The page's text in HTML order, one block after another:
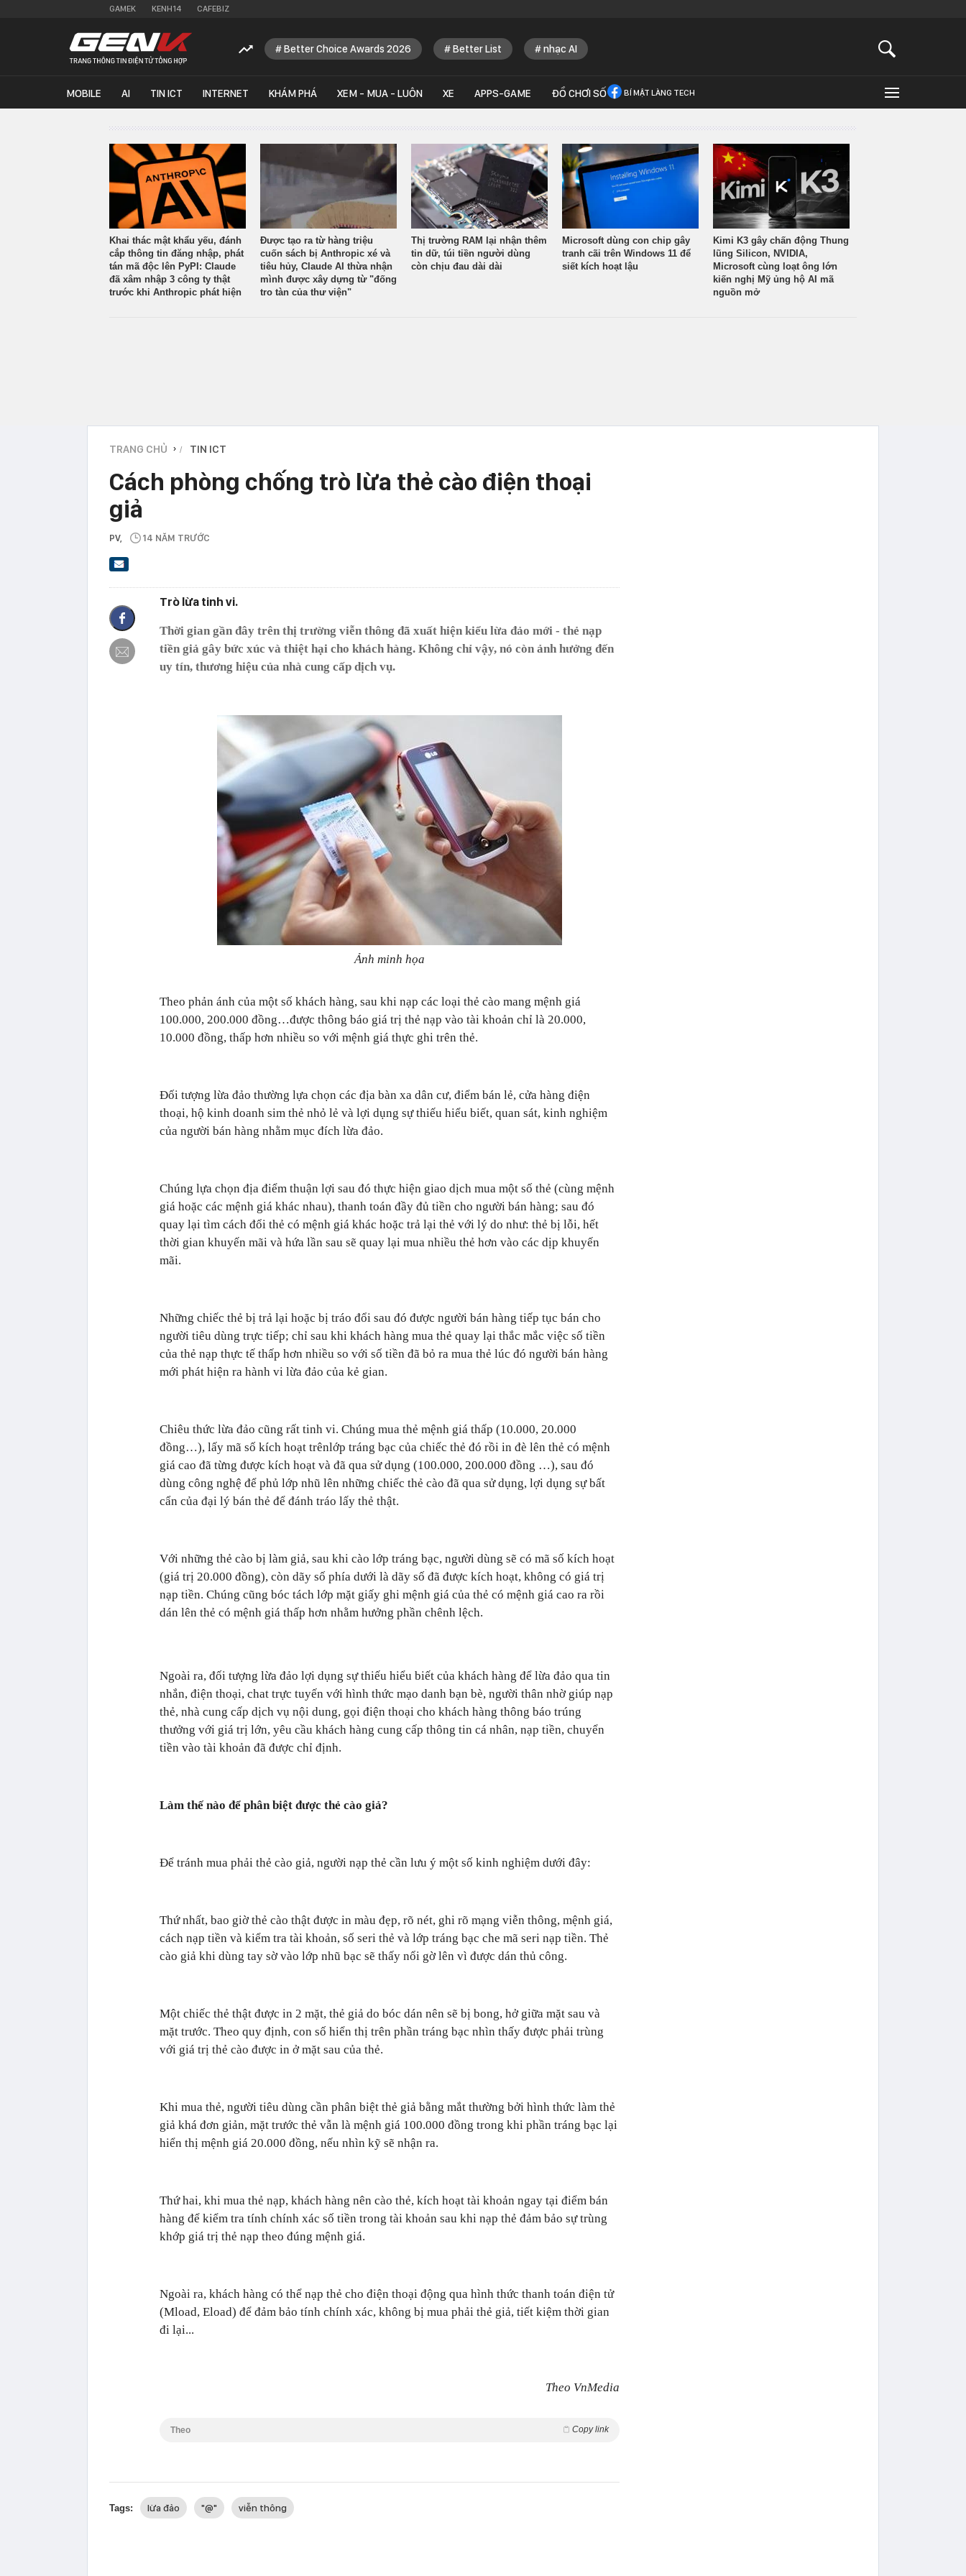
GAMEK KENH14 CAFEBIZ
Better Choice Awards 2026 Better List nhạc AI
MOBILE AI TIN ICT INTERNET KHÁM PHÁ XEM - MUA - LUÔN XE APPS-GAME ĐỒ CHƠI SỐ BÍ MẬT LÀNG TECH
Khai thác mật khẩu yếu, đánh
cắp thông tin đăng nhập, phát
tán mã độc lên PyPI: Claude
đã xâm nhập 3 công ty thật
trước khi Anthropic phát hiện
Được tạo ra từ hàng triệu
cuốn sách bị Anthropic xé và
tiêu hủy, Claude AI thừa nhận
mình được xây dựng từ "đống
tro tàn của thư viện"
Thị trường RAM lại nhận thêm
tin dữ, túi tiền người dùng
còn chịu đau dài dài
Microsoft dùng con chip gây
tranh cãi trên Windows 11 để
siết kích hoạt lậu
Kimi K3 gây chấn động Thung
lũng Silicon, NVIDIA,
Microsoft cùng loạt ông lớn
kiến nghị Mỹ ủng hộ AI mã
nguồn mở
TRANG CHỦ › TIN ICT
Cách phòng chống trò lừa thẻ cào điện thoại
giả
PV, 14 NĂM TRƯỚC
Trò lừa tinh vi.
Thời gian gần đây trên thị trường viễn thông đã xuất hiện kiểu lừa đảo mới - thẻ nạp
tiền giả gây bức xúc và thiệt hại cho khách hàng. Không chỉ vậy, nó còn ảnh hưởng đến
uy tín, thương hiệu của nhà cung cấp dịch vụ.
Ảnh minh họa
Theo phản ánh của một số khách hàng, sau khi nạp các loại thẻ cào mang mệnh giá
100.000, 200.000 đồng…được thông báo giá trị thẻ nạp vào tài khoản chỉ là 20.000,
10.000 đồng, thấp hơn nhiều so với mệnh giá thực ghi trên thẻ.
Đối tượng lừa đảo thường lựa chọn các địa bàn xa dân cư, điểm bán lẻ, cửa hàng điện
thoại, hộ kinh doanh sim thẻ nhỏ lẻ và lợi dụng sự thiếu hiểu biết, quan sát, kinh nghiệm
của người bán hàng nhằm mục đích lừa đảo.
Chúng lựa chọn địa điểm thuận lợi sau đó thực hiện giao dịch mua một số thẻ (cùng mệnh
giá hoặc các mệnh giá khác nhau), thanh toán đầy đủ tiền cho người bán hàng; sau đó
quay lại tìm cách đổi thẻ có mệnh giá khác hoặc trả lại thẻ với lý do như: thẻ bị lỗi, hết
thời gian khuyến mãi và hứa lần sau sẽ quay lại mua nhiều thẻ hơn vào các dịp khuyến
mãi.
Những chiếc thẻ bị trả lại hoặc bị tráo đổi sau đó được người bán hàng tiếp tục bán cho
người tiêu dùng trực tiếp; chỉ sau khi khách hàng mua thẻ quay lại thắc mắc việc số tiền
của thẻ nạp thực tế thấp hơn nhiều so với số tiền đã bỏ ra mua thẻ lúc đó người bán hàng
mới phát hiện ra hành vi lừa đảo của kẻ gian.
Chiêu thức lừa đảo cũng rất tinh vi. Chúng mua thẻ mệnh giá thấp (10.000, 20.000
đồng…), lấy mã số kích hoạt trênlớp tráng bạc của chiếc thẻ đó rồi in đè lên thẻ có mệnh
giá cao đã từng được kích hoạt và đã qua sử dụng (100.000, 200.000 đồng …), sau đó
dùng công nghệ để phủ lớp nhũ lên những chiếc thẻ cào đã qua sử dụng, lợi dụng sự bất
cẩn của đại lý bán thẻ để đánh tráo lấy thẻ thật.
Với những thẻ cào bị làm giả, sau khi cào lớp tráng bạc, người dùng sẽ có mã số kích hoạt
(giá trị 20.000 đồng), còn dãy số phía dưới là dãy số đã được kích hoạt, không có giá trị
nạp tiền. Chúng cũng bóc tách lớp mặt giấy ghi mệnh giá của thẻ có mệnh giá cao ra rồi
dán lên thẻ có mệnh giá thấp hơn nhằm hưởng phần chênh lệch.
Ngoài ra, đối tượng lừa đảo lợi dụng sự thiếu hiểu biết của khách hàng để lừa đảo qua tin
nhắn, điện thoại, chat trực tuyến với hình thức mạo danh bạn bè, người thân nhờ giúp nạp
thẻ, nhà cung cấp dịch vụ nội dung, gọi điện thoại cho khách hàng thông báo trúng
thưởng với giá trị lớn, yêu cầu khách hàng cung cấp thông tin cá nhân, nạp tiền, chuyển
tiền vào tài khoản đã được chỉ định.
Làm thế nào để phân biệt được thẻ cào giả?
Để tránh mua phải thẻ cào giả, người nạp thẻ cần lưu ý một số kinh nghiệm dưới đây:
Thứ nhất, bao giờ thẻ cào thật được in màu đẹp, rõ nét, ghi rõ mạng viễn thông, mệnh giá,
cách nạp tiền và kiểm tra tài khoản, số seri thẻ và lớp tráng bạc che mã seri nạp tiền. Thẻ
cào giả khi dùng tay sờ vào lớp nhũ bạc sẽ thấy nổi gờ lên vì được dán thủ công.
Một chiếc thẻ thật được in 2 mặt, thẻ giả do bóc dán nên sẽ bị bong, hở giữa mặt sau và
mặt trước. Theo quy định, con số hiển thị trên phần tráng bạc nhìn thấy được phải trùng
với giá trị thẻ cào được in ở mặt sau của thẻ.
Khi mua thẻ, người tiêu dùng cần phân biệt thẻ giả bằng mắt thường bởi hình thức làm thẻ
giả khá đơn giản, mặt trước thẻ vẫn là mệnh giá 100.000 đồng trong khi phần tráng bạc lại
hiển thị mệnh giá 20.000 đồng, nếu nhìn kỹ sẽ nhận ra.
Thứ hai, khi mua thẻ nạp, khách hàng nên cào thẻ, kích hoạt tài khoản ngay tại điểm bán
hàng để kiểm tra tính chính xác số tiền trong tài khoản sau khi nạp thẻ đảm bảo sự trùng
khớp giá trị thẻ nạp theo đúng mệnh giá.
Ngoài ra, khách hàng có thể nạp thẻ cho điện thoại động qua hình thức thanh toán điện tử
(Mload, Eload) để đảm bảo tính chính xác, không bị mua phải thẻ giả, tiết kiệm thời gian
đi lại...
Theo VnMedia
Theo Copy link
Tags: lừa đảo "@" viễn thông